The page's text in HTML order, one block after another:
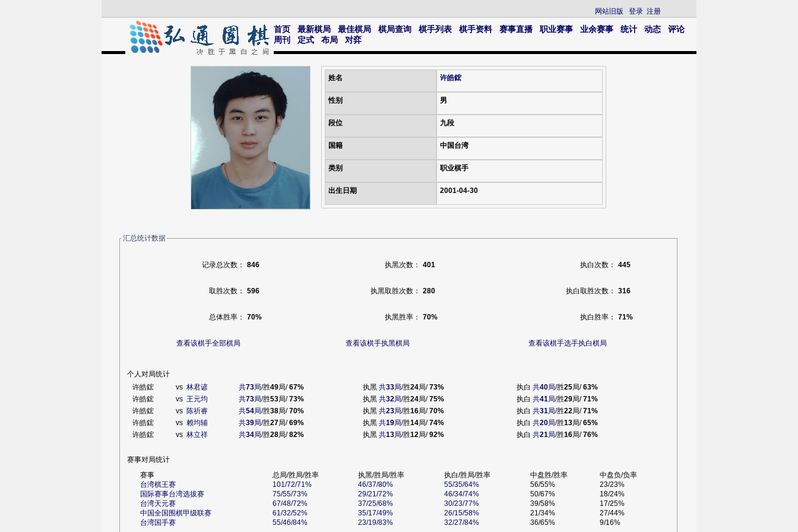
网站旧版 登录 注册
首页 最新棋局 最佳棋局 棋局查询 棋手列表 棋手资料 赛事直播 职业赛事 业余赛事 统计 动态
评论
周刊
定式 布局 对弈
姓名 许皓鋐
性别 男
段位 九段
国籍 中国台湾
类别 职业棋手
出生日期 2001-04-30
汇总统计数据
记录总次数： 846 执黑次数： 401 执白次数： 445
取胜次数： 596 执黑取胜次数： 280 执白取胜次数： 316
总体胜率： 70% 执黑胜率： 70% 执白胜率： 71%
查看该棋手全部棋局 查看该棋手执黑棋局 查看该棋手选手执白棋局
个人对局统计
许皓鋐
vs 林君谚 共73局/胜49局/67% 执黑 共33局/胜24局/73% 执白 共40局/胜25局/63%
许皓鋐
vs 王元均 共73局/胜53局/73% 执黑 共32局/胜24局/75% 执白 共41局/胜29局/71%
许皓鋐
vs 陈祈睿 共54局/胜38局/70% 执黑 共23局/胜16局/70% 执白 共31局/胜22局/71%
许皓鋐
vs 赖均辅 共39局/胜27局/69% 执黑 共19局/胜14局/74% 执白 共20局/胜13局/65%
许皓鋐
vs 林立祥 共34局/胜28局/82% 执黑 共13局/胜12局/92% 执白 共21局/胜16局/76%
赛事对局统计
赛事
总局/胜局/胜率 执黑/胜局/胜率 执白/胜局/胜率 中盘胜/胜率
中盘负/负率
台湾棋王赛
101/72/71% 46/37/80% 55/35/64% 56/55%
23/23%
国际赛事台湾选拔赛
75/55/73% 29/21/72% 46/34/74% 50/67%
18/24%
台湾天元赛
67/48/72% 37/25/68% 30/23/77% 39/58%
17/25%
中国全国围棋甲级联赛
61/32/52% 35/17/49% 26/15/58% 21/34%
27/44%
台湾国手赛
55/46/84% 23/19/83% 32/27/84% 36/65% 9/16%